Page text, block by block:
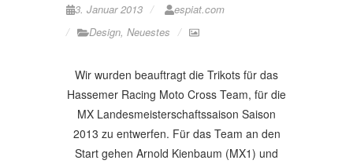
3. Januar 2013
espiat.com
Design, Neuestes
Wir wurden beauftragt die Trikots für das
Hassemer Racing Moto Cross Team, für die
MX Landesmeisterschaftssaison Saison
2013 zu entwerfen. Für das Team an den
Start gehen Arnold Kienbaum (MX1) und